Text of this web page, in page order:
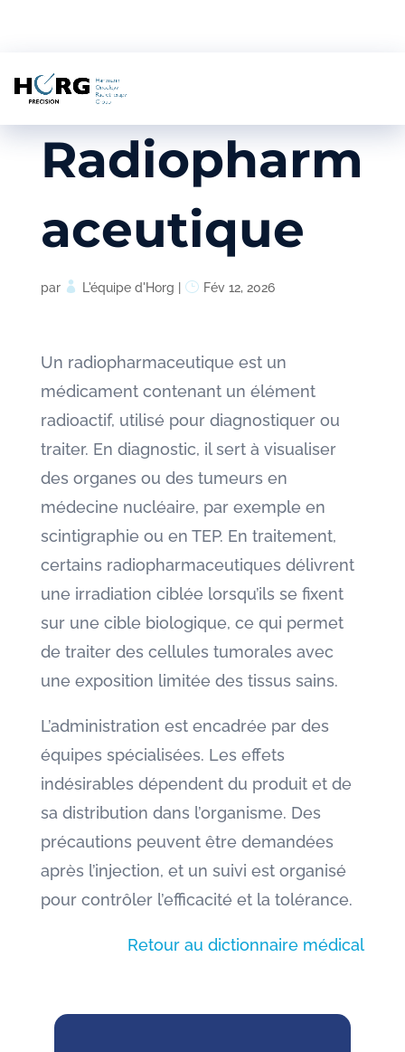
Radiopharm
aceutique
par L'équipe d'Horg Fév 12, 2026
Un radiopharmaceutique est un
médicament contenant un élément
radioactif, utilisé pour diagnostiquer ou
traiter. En diagnostic, il sert à visualiser
des organes ou des tumeurs en
médecine nucléaire, par exemple en
scintigraphie ou en TEP. En traitement,
certains radiopharmaceutiques délivrent
une irradiation ciblée lorsqu’ils se fixent
sur une cible biologique, ce qui permet
de traiter des cellules tumorales avec
une exposition limitée des tissus sains.
L’administration est encadrée par des
équipes spécialisées. Les effets
indésirables dépendent du produit et de
sa distribution dans l’organisme. Des
précautions peuvent être demandées
après l’injection, et un suivi est organisé
pour contrôler l’efficacité et la tolérance.
Retour au dictionnaire médical